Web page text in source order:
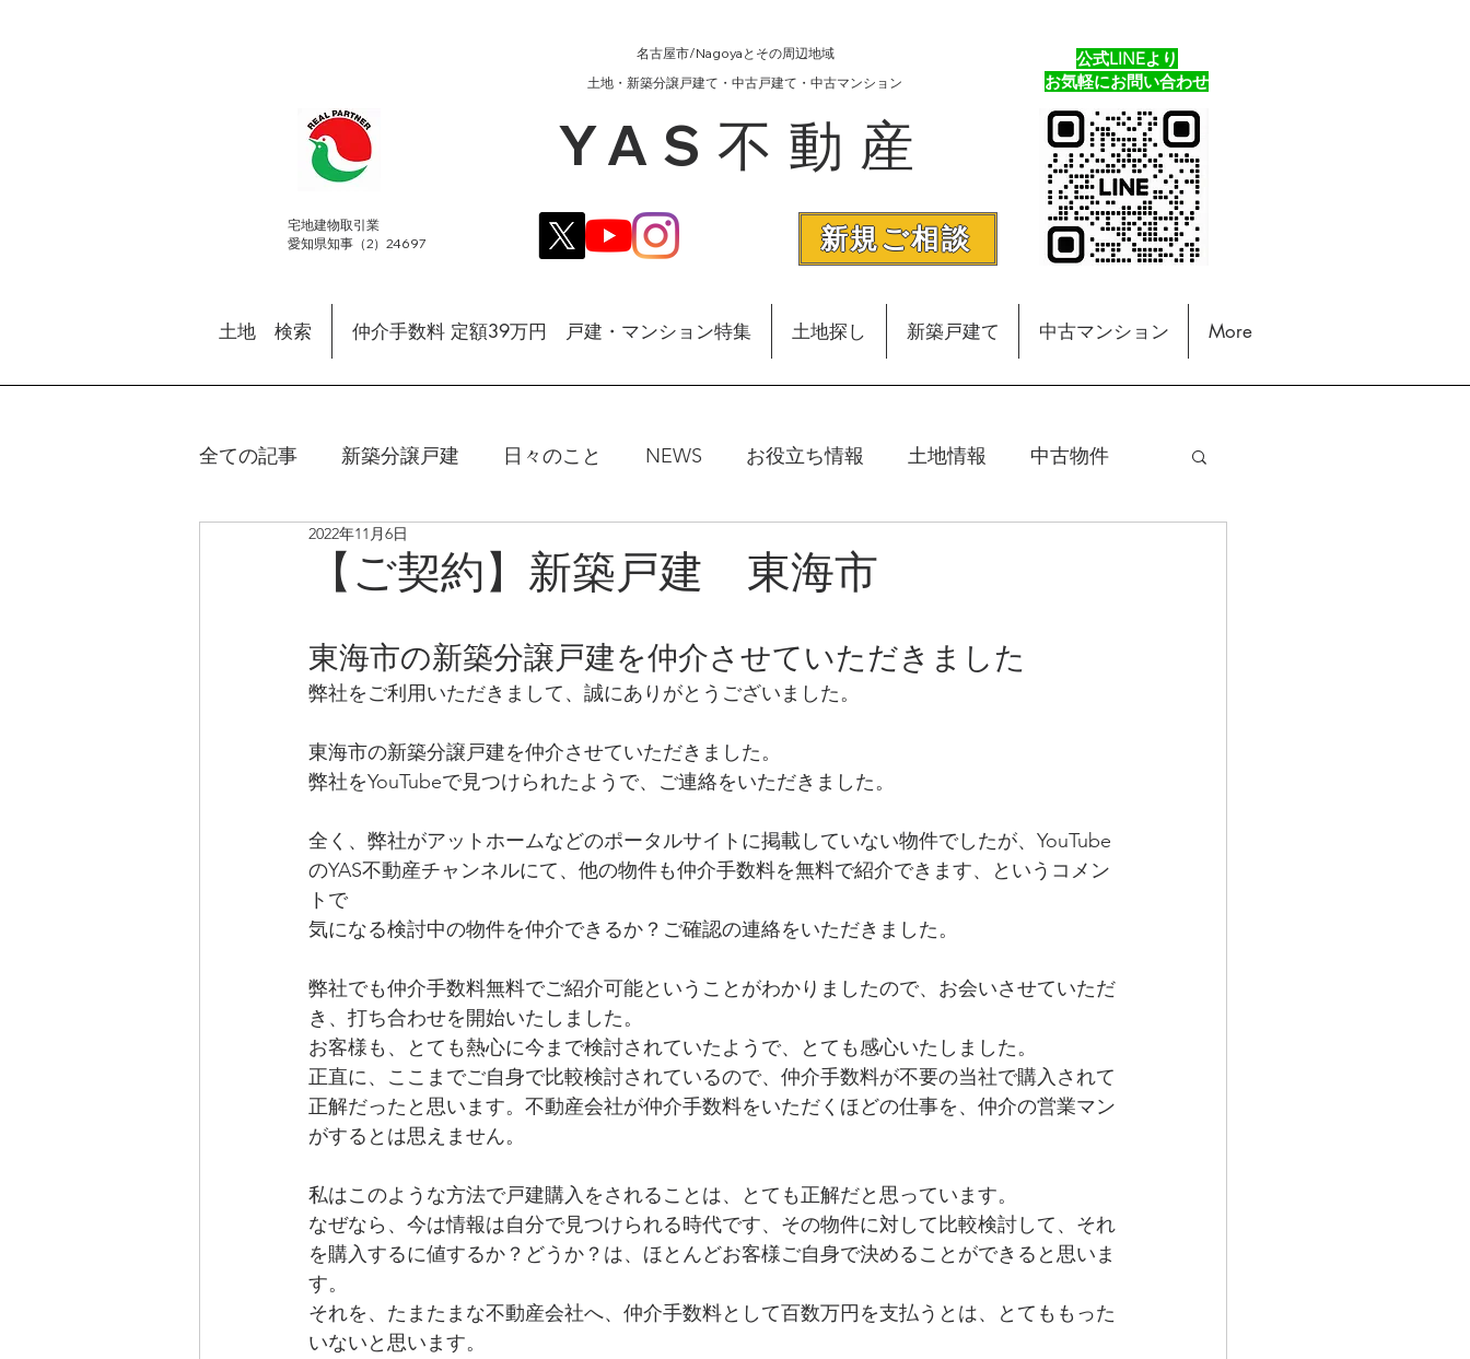
​宅地建物取引業
愛知県知事（2）24697
名古屋市/Nagoyaとその周辺地域
​土地・新築分譲戸建て・中古戸建て・中古マンション
公式LINEより
​お気軽にお問い合わせ
YAS不動産
新規ご相談
土地 検索 仲介手数料 定額39万円 戸建・マンション特集 土地探し 新築戸建て 中古マンション More
全ての記事 新築分譲戸建 日々のこと NEWS お役立ち情報 土地情報 中古物件
リノベ中古戸建・マンション
【ご契約】新築戸建 東海市
2022年11月6日
東海市の新築分譲戸建を仲介させていただきました
弊社をご利用いただきまして、誠にありがとうございました。
東海市の新築分譲戸建を仲介させていただきました。
弊社をYouTubeで見つけられたようで、ご連絡をいただきました。
全く、弊社がアットホームなどのポータルサイトに掲載していない物件でしたが、YouTube
のYAS不動産チャンネルにて、他の物件も仲介手数料を無料で紹介できます、というコメン
トで
気になる検討中の物件を仲介できるか？ご確認の連絡をいただきました。
弊社でも仲介手数料無料でご紹介可能ということがわかりましたので、お会いさせていただ
き、打ち合わせを開始いたしました。
お客様も、とても熱心に今まで検討されていたようで、とても感心いたしました。
正直に、ここまでご自身で比較検討されているので、仲介手数料が不要の当社で購入されて
正解だったと思います。不動産会社が仲介手数料をいただくほどの仕事を、仲介の営業マン
がするとは思えません。
私はこのような方法で戸建購入をされることは、とても正解だと思っています。
なぜなら、今は情報は自分で見つけられる時代です、その物件に対して比較検討して、それ
を購入するに値するか？どうか？は、ほとんどお客様ご自身で決めることができると思いま
す。
それを、たまたまな不動産会社へ、仲介手数料として百数万円を支払うとは、とてももった
いないと思います。